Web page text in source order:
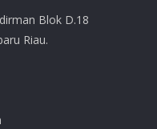
Blok D.18
Riau.